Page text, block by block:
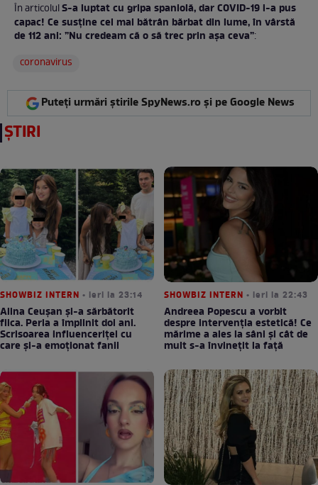
În articolulS-a luptat cu gripa spaniolă, dar COVID-19 i-a pus
capac! Ce susține cel mai bătrân bărbat din lume, în vârstă
de 112 ani: ”Nu credeam că o să trec prin așa ceva”:
coronavirus
Puteți urmări știrile SpyNews.ro și pe Google News
ȘTIRI
SHOWBIZ INTERN • ieri la 23:14
Alina Ceușan și-a sărbătorit
fiica. Perla a împlinit doi ani.
Scrisoarea influenceriței cu
care și-a emoționat fanii
SHOWBIZ INTERN • ieri la 22:43
Andreea Popescu a vorbit
despre intervenția estetică! Ce
mărime a ales la sâni și cât de
mult s-a învinețit la față